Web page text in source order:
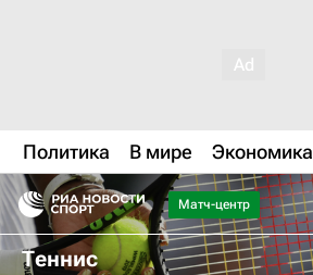
Политика В мире Экономика
Матч-центр
Теннис